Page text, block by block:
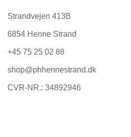
Strandvejen 413B
6854 Henne Strand
+45 75 25 02 88
shop@phhennestrand.dk
CVR-NR.: 34892946